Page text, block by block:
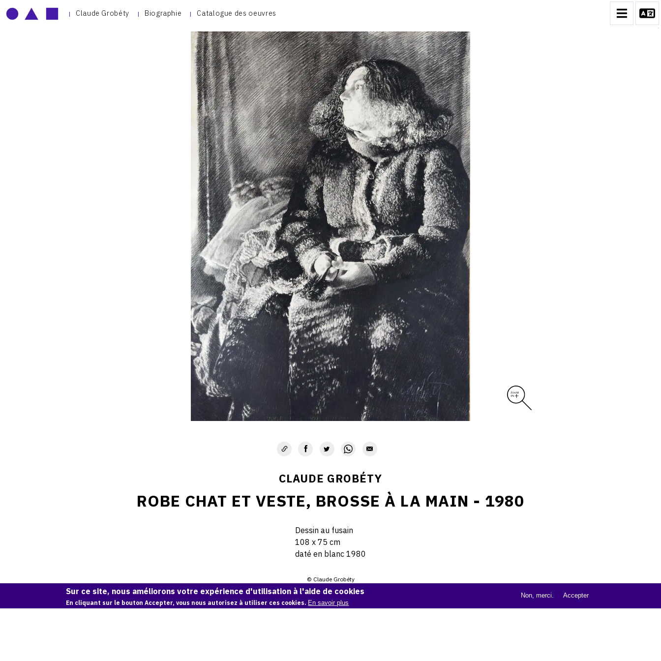
Claude Grobéty Biographie Catalogue des oeuvres
CONTACT
CLAUDE GROBÉTY
ROBE CHAT ET VESTE, BROSSE À LA MAIN - 1980
Dessin au fusain
108 x 75 cm
daté en blanc 1980
© Claude Grobéty
Demande d'information
Sur ce site, nous améliorons votre expérience d'utilisation à l'aide de cookies
En cliquant sur le bouton Accepter, vous nous autorisez à utiliser ces cookies. En savoir plus
Non, merci. Accepter